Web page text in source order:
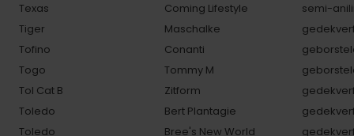
Texas
Coming Lifestyle
semi-
Tiger
Maschalke
Tofino
Conanti
Togo
Tommy M
Tol Cat B
Zitform
Toledo
Bert Plantagie
Toledo
Bree's New World